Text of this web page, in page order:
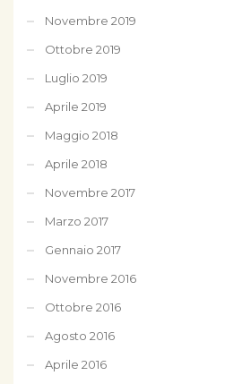
Novembre 2019
Ottobre 2019
Luglio 2019
Aprile 2019
Maggio 2018
Aprile 2018
Novembre 2017
Marzo 2017
Gennaio 2017
Novembre 2016
Ottobre 2016
Agosto 2016
Aprile 2016